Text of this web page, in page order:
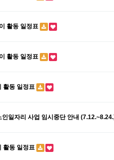
활동 일정표
활동 일정표
활동 일정표
일자리 사업 임시중단 안내
활동 일정표